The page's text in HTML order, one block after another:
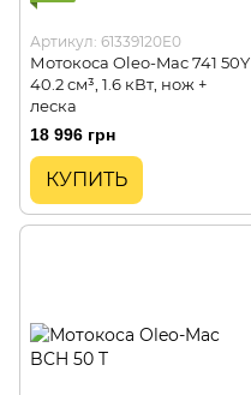
Артикул: 61339120E0
Мотокоса Oleo-Mac 741 50Y
40.2 см³, 1.6 кВт, нож +
леска
18 996 грн
КУПИТЬ